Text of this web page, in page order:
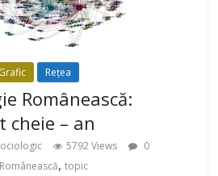
Grafic Rețea
Românească:
cheie – an
5792 Views
0
,topic